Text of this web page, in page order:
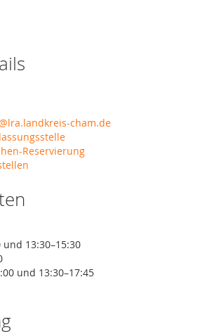
cham.de
Reservierung
und 13:30–15:30
und 13:30–17:45